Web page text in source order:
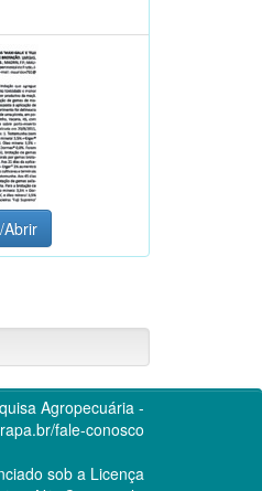
Abrir
Agropecuária -
fale-conosco
sob a Licença